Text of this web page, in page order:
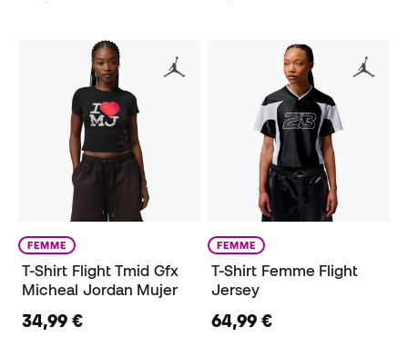
FEMME
T-Shirt Flight Tmid Gfx
Micheal Jordan Mujer
34,99 €
FEMME
T-Shirt Femme Flight
Jersey
64,99 €